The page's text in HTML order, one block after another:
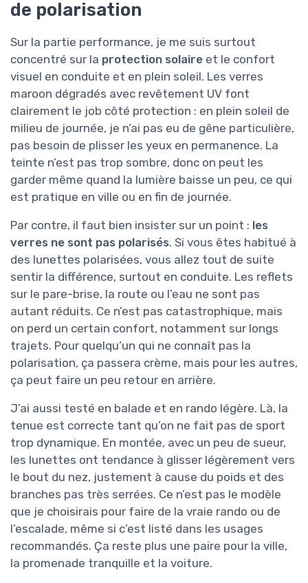
de polarisation
Sur la partie performance, je me suis surtout
concentré sur la protection solaire et le confort
visuel en conduite et en plein soleil. Les verres
maroon dégradés avec revêtement UV font
clairement le job côté protection : en plein soleil de
milieu de journée, je n’ai pas eu de gêne particulière,
pas besoin de plisser les yeux en permanence. La
teinte n’est pas trop sombre, donc on peut les
garder même quand la lumière baisse un peu, ce qui
est pratique en ville ou en fin de journée.
Par contre, il faut bien insister sur un point : les
verres ne sont pas polarisés. Si vous êtes habitué à
des lunettes polarisées, vous allez tout de suite
sentir la différence, surtout en conduite. Les reflets
sur le pare-brise, la route ou l’eau ne sont pas
autant réduits. Ce n’est pas catastrophique, mais
on perd un certain confort, notamment sur longs
trajets. Pour quelqu’un qui ne connaît pas la
polarisation, ça passera crème, mais pour les autres,
ça peut faire un peu retour en arrière.
J’ai aussi testé en balade et en rando légère. Là, la
tenue est correcte tant qu’on ne fait pas de sport
trop dynamique. En montée, avec un peu de sueur,
les lunettes ont tendance à glisser légèrement vers
le bout du nez, justement à cause du poids et des
branches pas très serrées. Ce n’est pas le modèle
que je choisirais pour faire de la vraie rando ou de
l’escalade, même si c’est listé dans les usages
recommandés. Ça reste plus une paire pour la ville,
la promenade tranquille et la voiture.